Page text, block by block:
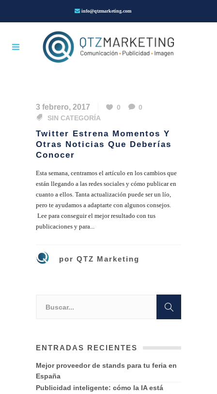
info@qtzmarketing.com
3 febrero, 2017 0
0
SIN CATEGORÍA
Twitter Estrena Momentos Y
Otras Noticias Que Deberías
Conocer
Esta semana, centramos el artículo en los cambios que
están llegando a las redes sociales y cómo publicar en
cuanto a ellos. Tanta actualización puede ser un lío,
pero te ayudamos a adaptarte con algunos consejos.
Lee para conseguir el mejor resultado con tus
publicaciones y para...
por QTZ Marketing
ENTRADAS RECIENTES
Mejor proveedor de stands para tu feria en
España
Publicidad inteligente: cómo la IA está